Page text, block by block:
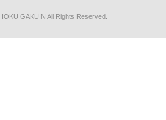
GAKUIN All Rights Reserved.